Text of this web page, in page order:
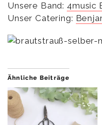
Unsere Band: 4music
Unser Catering:
Ähnliche Beiträge